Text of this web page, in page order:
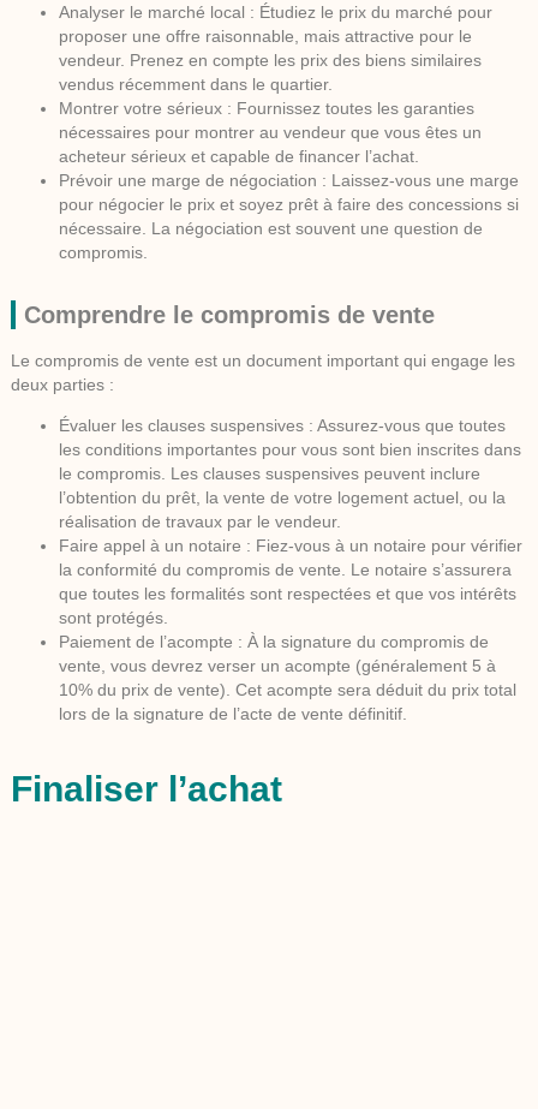
Analyser le marché local : Étudiez le prix du marché pour
proposer une offre raisonnable, mais attractive pour le
vendeur. Prenez en compte les prix des biens similaires
vendus récemment dans le quartier.
Montrer votre sérieux : Fournissez toutes les garanties
nécessaires pour montrer au vendeur que vous êtes un
acheteur sérieux et capable de financer l’achat.
Prévoir une marge de négociation : Laissez-vous une marge
pour négocier le prix et soyez prêt à faire des concessions si
nécessaire. La négociation est souvent une question de
compromis.
Comprendre le compromis de vente
Le compromis de vente est un document important qui engage les
deux parties :
Évaluer les clauses suspensives : Assurez-vous que toutes
les conditions importantes pour vous sont bien inscrites dans
le compromis. Les clauses suspensives peuvent inclure
l’obtention du prêt, la vente de votre logement actuel, ou la
réalisation de travaux par le vendeur.
Faire appel à un notaire : Fiez-vous à un notaire pour vérifier
la conformité du compromis de vente. Le notaire s’assurera
que toutes les formalités sont respectées et que vos intérêts
sont protégés.
Paiement de l’acompte : À la signature du compromis de
vente, vous devrez verser un acompte (généralement 5 à
10% du prix de vente). Cet acompte sera déduit du prix total
lors de la signature de l’acte de vente définitif.
Finaliser l’achat